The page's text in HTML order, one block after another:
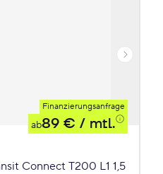
Finanzierungsanfrage
ab89 € / mtl.
Connect T200 L1 1,5